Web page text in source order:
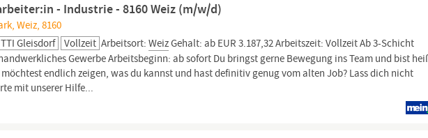
- Industrie - 8160 Weiz (m/w/d)
Weiz, 8160
TTI Gleisdorf Vollzeit Arbeitsort:WeizGehalt: ab EUR 3.187,32 Arbeitszeit: Vollzeit Ab 3-Schicht
Gewerbe Arbeitsbeginn: ab sofort Du bringst gerne Bewegung ins Team und bist
möchtest endlich zeigen, was du kannst und hast definitiv genug vom alten Job? Lass dich nicht
mit unserer Hilfe...